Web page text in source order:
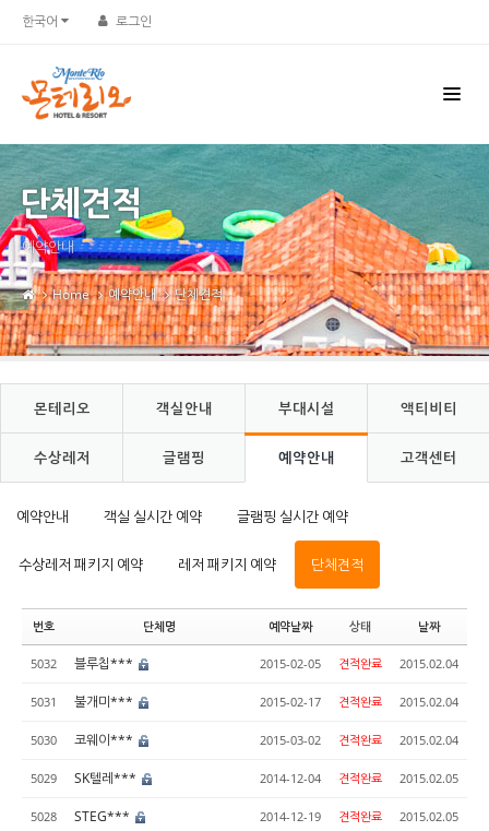
한국어 로그인
단체견적
예약안내
Home 예약안내 단체견적
몬테리오 객실안내 부대시설 액티비티
수상레저 글램핑 예약안내 고객센터
예약안내 객실 실시간 예약 글램핑 실시간 예약
수상레저 패키지 예약 레저 패키지 예약 단체견적
번호 단체명 예약날짜 상태 날짜
5032 블루칩*** 2015-02-05 견적완료 2015.02.04
5031 불개미*** 2015-02-17 견적완료 2015.02.04
5030 코웨이*** 2015-03-02 견적완료 2015.02.04
5029 SK텔레*** 2014-12-04 견적완료 2015.02.05
5028 STEG*** 2014-12-19 견적완료 2015.02.05
Sketchbook5, 스케치북5